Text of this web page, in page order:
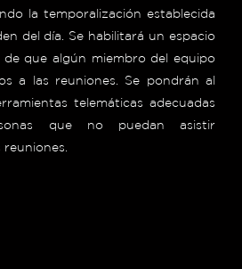
la temporalización establecida
del día. Se habilitará un espacio
que algún miembro del equipo
a las reuniones. Se pondrán al
telemáticas adecuadas
que no puedan asistir
reuniones.